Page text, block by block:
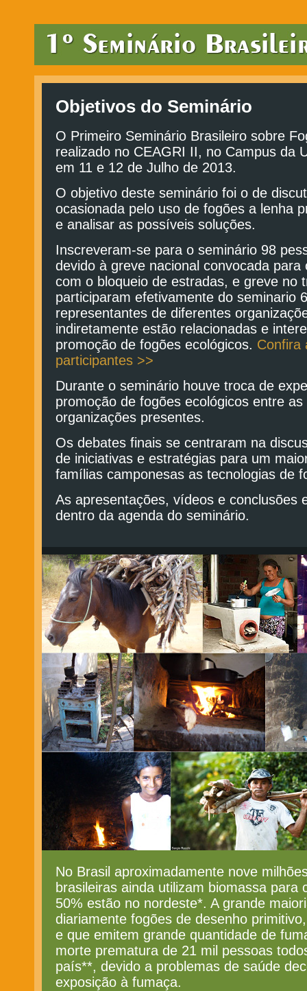
Objetivos do Seminário
O Primeiro Seminário Brasileiro sobre
realizado no CEAGRI II, no Campus da
em 11 e 12 de Julho de 2013.
O objetivo deste seminário foi o de
ocasionada pelo uso de fogões a lenha
e analisar as possíveis soluções.
Inscreveram-se para o seminário 98
devido à greve nacional convocada para
com o bloqueio de estradas, e greve no
participaram efetivamente do seminario
representantes de diferentes
indiretamente estão relacionadas e
promoção de fogões ecológicos. Confira
participantes >>
Durante o seminário houve troca de
promoção de fogões ecológicos entre as
organizações presentes.
Os debates finais se centraram na
de iniciativas e estratégias para um
famílias camponesas as tecnologias de
As apresentações, vídeos e conclusões
dentro da agenda do seminário.
No Brasil aproximadamente nove
brasileiras ainda utilizam biomassa para
50% estão no nordeste*. A grande
diariamente fogões de desenho
e que emitem grande quantidade de
morte prematura de 21 mil pessoas
país**, devido a problemas de saúde
exposição à fumaça.